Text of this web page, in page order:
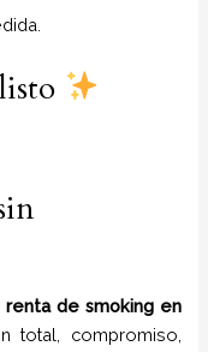
renta de smoking en
total, compromiso,